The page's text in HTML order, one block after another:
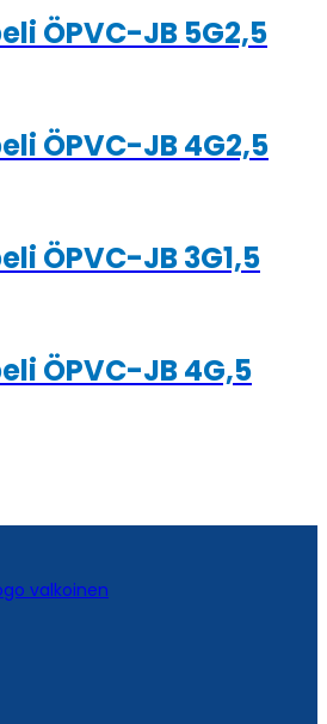
ÖPVC-JB 5G2,5
ÖPVC-JB 4G2,5
ÖPVC-JB 3G1,5
ÖPVC-JB 4G,5